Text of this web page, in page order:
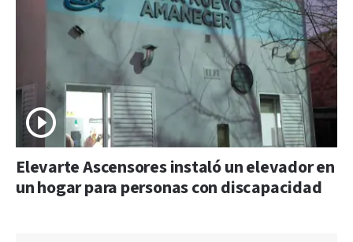
Elevarte Ascensores instaló un elevador en
un hogar para personas con discapacidad